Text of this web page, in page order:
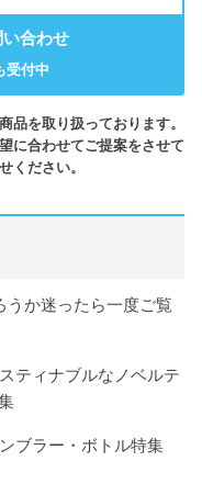
合わせ
受付中
品を取り扱っております。
に合わせてご提案をさせて
ください。
うか迷ったら一度ご覧